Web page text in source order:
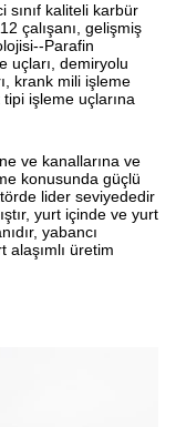
kaliteli karbür
çalışanı, gelişmiş
Parafin
uçları, demiryolu
krank mili işleme
işleme uçlarına
ve kanallarına ve
konusunda güçlü
lider seviyededir
yurt içinde ve yurt
yabancı
üretim